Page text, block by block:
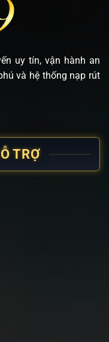
uy tín, vận hành an
và hệ thống nạp rút
TRỢ